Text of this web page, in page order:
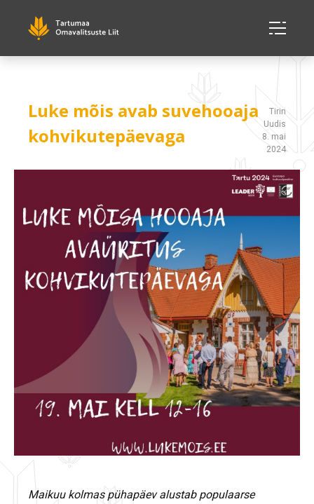
Luke mõis avab suvehooaja
kohvikutepäevaga
Tirin
Uudis
8. mai
2024
Maikuu kolmas pühapäev alustab populaarse